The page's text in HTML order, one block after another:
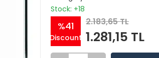
Stock: +18
%41
Discount
2.183,65 TL
1.281,15 TL